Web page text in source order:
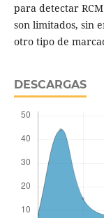
para detectar
son limitados, sin
otro tipo de
DESCARGAS